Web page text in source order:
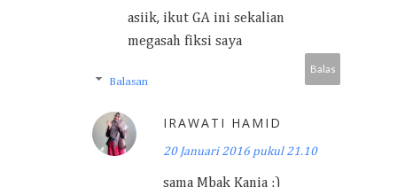
asiik, ikut GA ini sekalian
megasah fiksi saya
Balas
Balasan
IRAWATI HAMID
20 Januari 2016 pukul 21.10
sama Mbak Kania :)